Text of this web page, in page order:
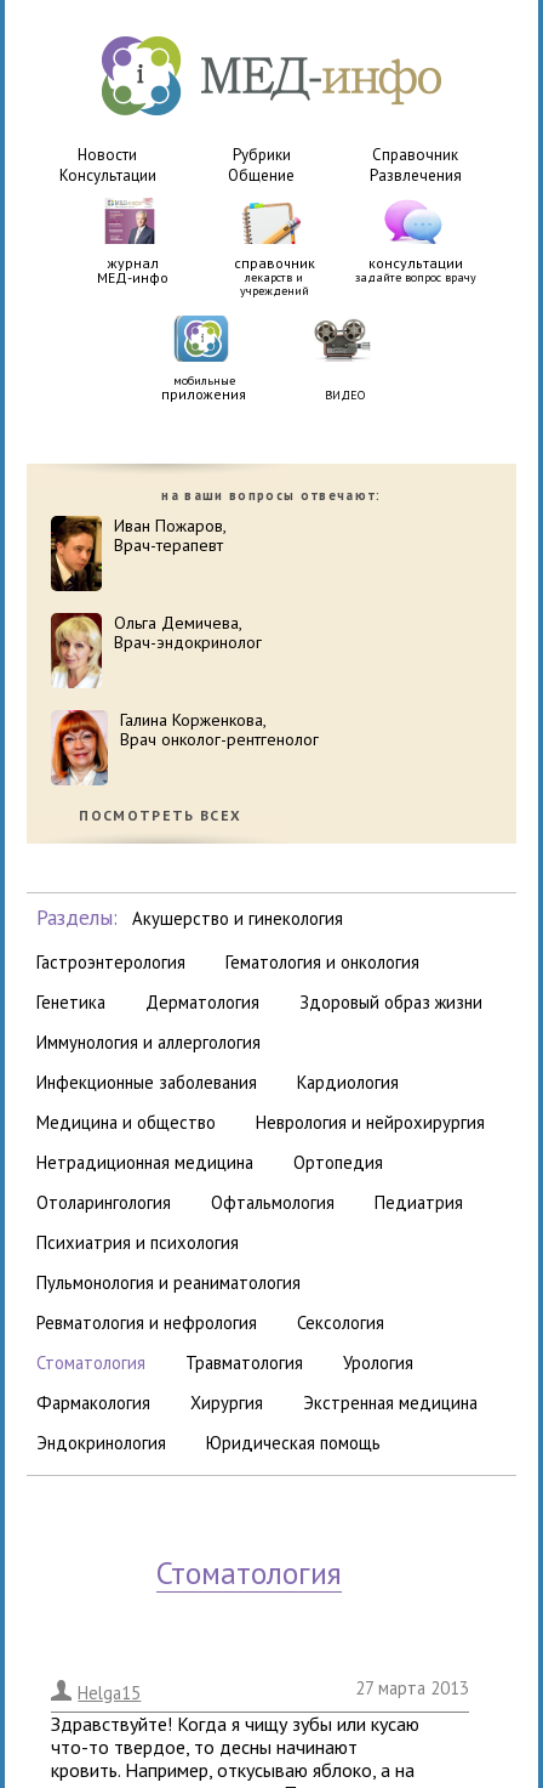
Новости Рубрики
Справочник
Консультации
Общение Развлечения
журнал
МЕД-инфо
справочник
лекарств и
учреждений
консультации
задайте вопрос врачу
мобильные
приложения ВИДЕО
на ваши вопросы отвечают:
Иван Пожаров,
Врач-терапевт
Ольга Демичева,
Врач-эндокринолог
Галина Корженкова,
Врач онколог-рентгенолог
ПОСМОТРЕТЬ ВСЕХ
Разделы:
акушерство и гинекология
гастроэнтерология
гематология и онкология
генетика
дерматология
здоровый образ жизни
иммунология и аллергология
инфекционные заболевания
кардиология
медицина и общество
неврология и нейрохирургия
нетрадиционная медицина
ортопедия
отоларингология
офтальмология
педиатрия
психиатрия и психология
пульмонология и реаниматология
ревматология и нефрология
сексология
стоматология
травматология
урология
фармакология
хирургия
экстренная медицина
эндокринология
юридическая помощь
стоматология
. Helga15 27 марта 2013
Здравствуйте! Когда я чищу зубы или кусаю
что-то твердое, то десны начинают
кровить. Например, откусываю яблоко, а на